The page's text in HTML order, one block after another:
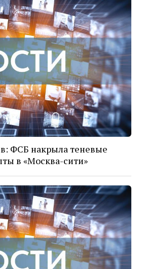
ФСБ накрыла теневые
в «Москва-сити»